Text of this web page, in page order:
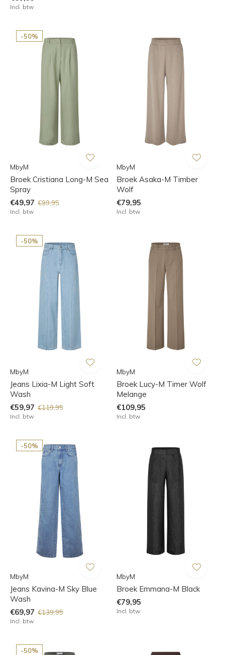
Incl. btw
-50%
MbyM
Broek Cristiana Long-M Sea
Spray
€49,97 €99,95
Incl. btw
MbyM
Broek Asaka-M Timber
Wolf
€79,95
Incl. btw
-50%
MbyM
Jeans Lixia-M Light Soft
Wash
€59,97 €119,95
Incl. btw
MbyM
Broek Lucy-M Timer Wolf
Melange
€109,95
Incl. btw
-50%
MbyM
Jeans Kavina-M Sky Blue
Wash
€69,97 €139,95
Incl. btw
MbyM
Broek Emmana-M Black
€79,95
Incl. btw
-50%